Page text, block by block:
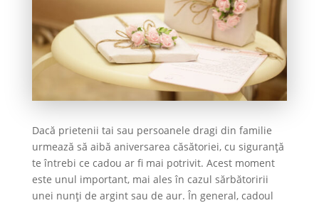
Dacă prietenii tai sau persoanele dragi din familie
urmează să aibă aniversarea căsătoriei, cu siguranță
te întrebi ce cadou ar fi mai potrivit. Acest moment
este unul important, mai ales în cazul sărbătoririi
unei nunți de argint sau de aur. În general, cadoul